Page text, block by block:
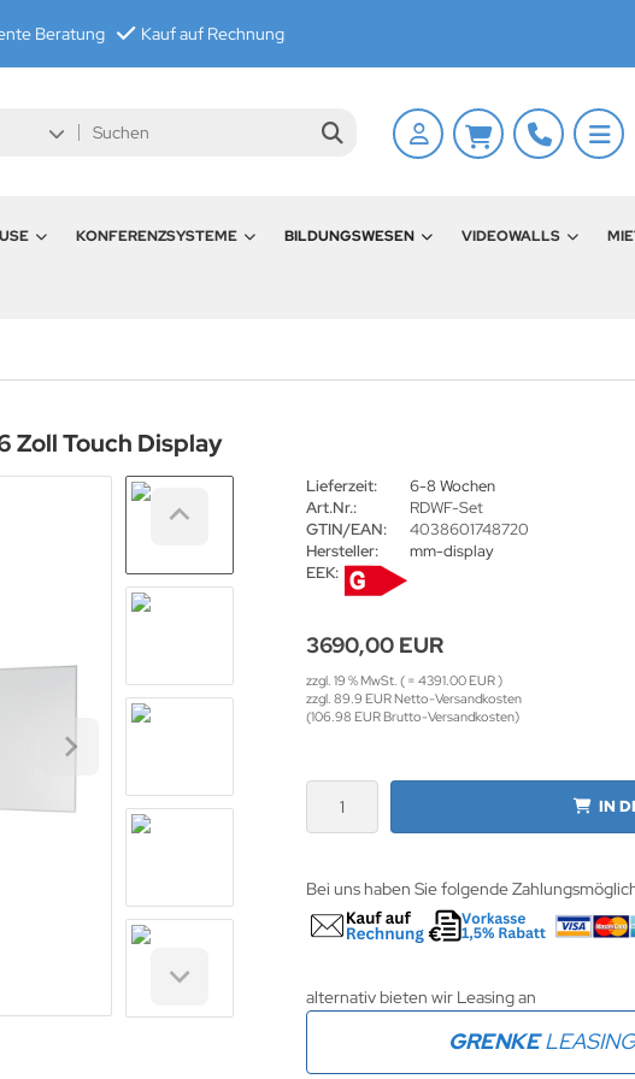
Beratung Kauf auf Rechnung
KONFERENZSYSTEME BILDUNGSWESEN VIDEOWALLS
Zoll Touch Display
Lieferzeit:
6-8 Wochen
Art.Nr.:
RDWF-Set
GTIN/EAN:
4038601748720
Hersteller:
mm-display
EEK:
3690,00 EUR
zzgl. 19 % MwSt. ( = 4391.00 EUR )
zzgl. 89.9 EUR Netto-Versandkosten
(106.98 EUR Brutto-Versandkosten)
IN
Bei uns haben Sie folgende
alternativ bieten wir Leasing an
GRENKELEASING